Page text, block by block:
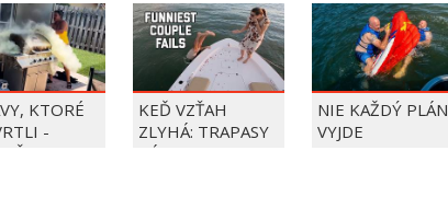
KTORÉ
-
KEĎ VZŤAH
ZLYHÁ: TRAPASY
PÁROV
NIE KAŽDÝ PLÁN
VYJDE